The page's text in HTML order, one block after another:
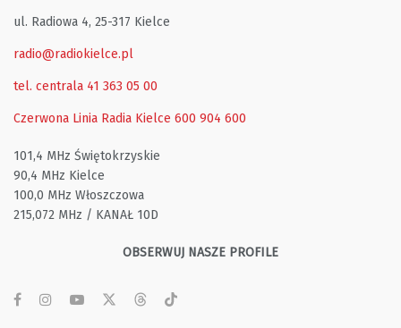
ul. Radiowa 4, 25-317 Kielce
radio@radiokielce.pl
tel. centrala 41 363 05 00
Czerwona Linia Radia Kielce 600 904 600
101,4 MHz Świętokrzyskie
90,4 MHz Kielce
100,0 MHz Włoszczowa
215,072 MHz / KANAŁ 10D
OBSERWUJ NASZE PROFILE